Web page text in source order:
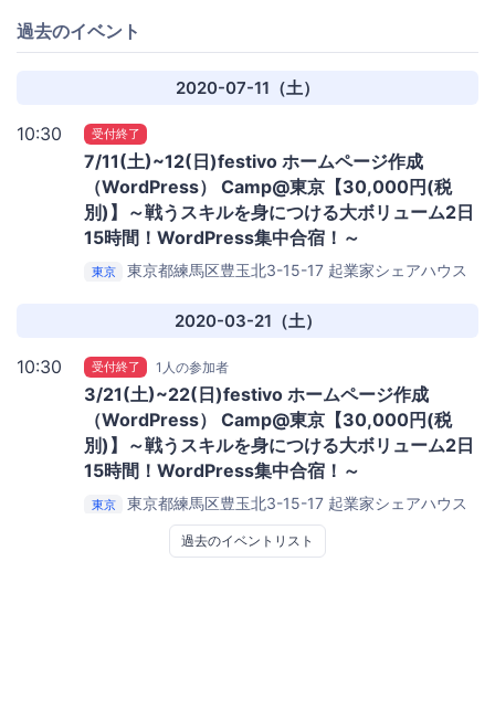
過去のイベント
2020-07-11（土）
10:30 受付終了
7/11(土)~12(日)festivo ホームページ作成
（WordPress） Camp@東京【30,000円(税
別)】～戦うスキルを身につける大ボリューム2日
15時間！WordPress集中合宿！～
東京 東京都練馬区豊玉北3-15-17 起業家シェアハウス
2020-03-21（土）
10:30 受付終了 1人の参加者
3/21(土)~22(日)festivo ホームページ作成
（WordPress） Camp@東京【30,000円(税
別)】～戦うスキルを身につける大ボリューム2日
15時間！WordPress集中合宿！～
東京 東京都練馬区豊玉北3-15-17 起業家シェアハウス
x-garden セミナールーム
過去のイベントリスト